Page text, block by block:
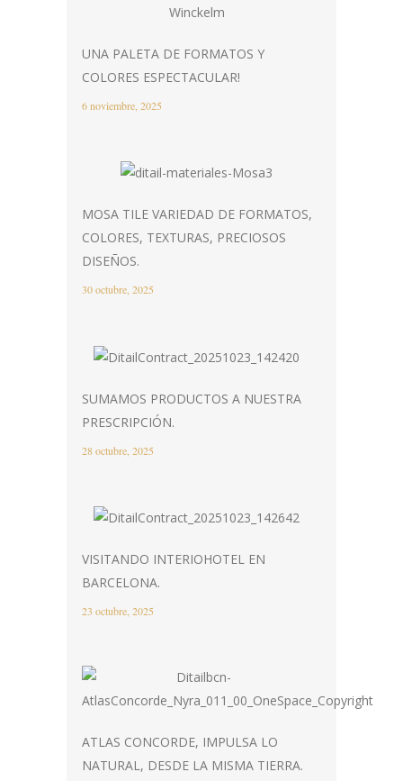
UNA PALETA DE FORMATOS Y
COLORES ESPECTACULAR!
6 noviembre, 2025
MOSA TILE VARIEDAD DE FORMATOS,
COLORES, TEXTURAS, PRECIOSOS
DISEÑOS.
30 octubre, 2025
SUMAMOS PRODUCTOS A NUESTRA
PRESCRIPCIÓN.
28 octubre, 2025
VISITANDO INTERIOHOTEL EN
BARCELONA.
23 octubre, 2025
ATLAS CONCORDE, IMPULSA LO
NATURAL, DESDE LA MISMA TIERRA.